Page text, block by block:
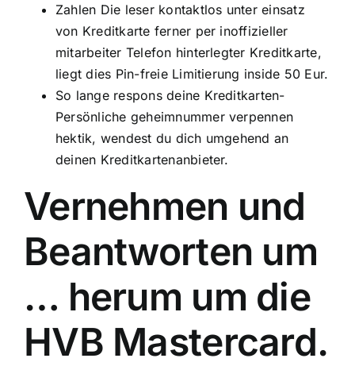
Zahlen Die leser kontaktlos unter einsatz
von Kreditkarte ferner per inoffizieller
mitarbeiter Telefon hinterlegter Kreditkarte,
liegt dies Pin-freie Limitierung inside 50 Eur.
So lange respons deine Kreditkarten-
Persönliche geheimnummer verpennen
hektik, wendest du dich umgehend an
deinen Kreditkartenanbieter.
Vernehmen und
Beantworten um
… herum um die
HVB Mastercard.